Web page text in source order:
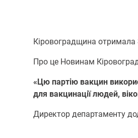
Кіровоградщина отримала
Про це Новинам
«Цю партію вакцин
для вакцинації людей,
Директор департаменту